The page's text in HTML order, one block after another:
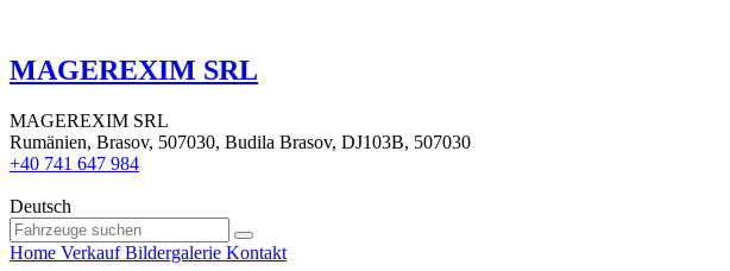
MAGEREXIM SRL
MAGEREXIM SRL
Rumänien, Brasov, 507030, Budila Brasov, DJ103B, 507030
+40 741 647 984
Deutsch
Home Verkauf Bildergalerie Kontakt